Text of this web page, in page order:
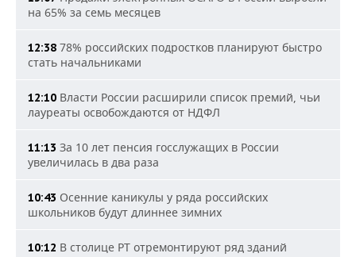
на 65% за семь месяцев
12:38 78% российских подростков планируют быстро
стать начальниками
12:10 Власти России расширили список премий, чьи
лауреаты освобождаются от НДФЛ
11:13 За 10 лет пенсия госслужащих в России
увеличилась в два раза
10:43 Осенние каникулы у ряда российских
школьников будут длиннее зимних
10:12 В столице РТ отремонтируют ряд зданий